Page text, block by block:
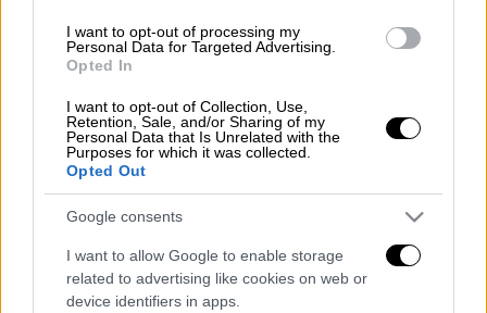
I want to opt-out of processing my
Personal Data for Targeted Advertising.
Opted In
I want to opt-out of Collection, Use,
Retention, Sale, and/or Sharing of my
Personal Data that Is Unrelated with the
Purposes for which it was collected.
Opted Out
Google consents
I want to allow Google to enable storage
related to advertising like cookies on web or
device identifiers in apps.
Ειδικότερα:
ΤηνΤρίτη 27 Μαΐου 2025
θακαταβληθούνοι κύριες συντάξεις
από τα τέως Ταμεία μη μισθωτών ΟΑΕΕ,
ΟΓΑ και ΕΤΑΑ, οι κύριες συντάξεις που
απονεμήθηκαν από τη σύσταση του
ΕΦΚΑκαι μετά, με τον ν. 4387/2016,
μέσω του ΟΠΣ-ΕΦΚΑ (συνταξιούχοι
μισθωτοί & μη μισθωτοί από 1/1/2017
και έπειτα) και όλες οι επικουρικές